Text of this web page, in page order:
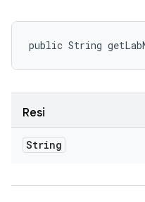
public String
Resi
String